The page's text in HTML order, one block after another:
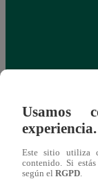
Usamos
experiencia.
Este sitio utiliza
contenido. Si
según el RGPD.